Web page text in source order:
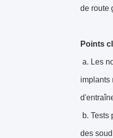
de route
Points
a. Les
implants
b.
des